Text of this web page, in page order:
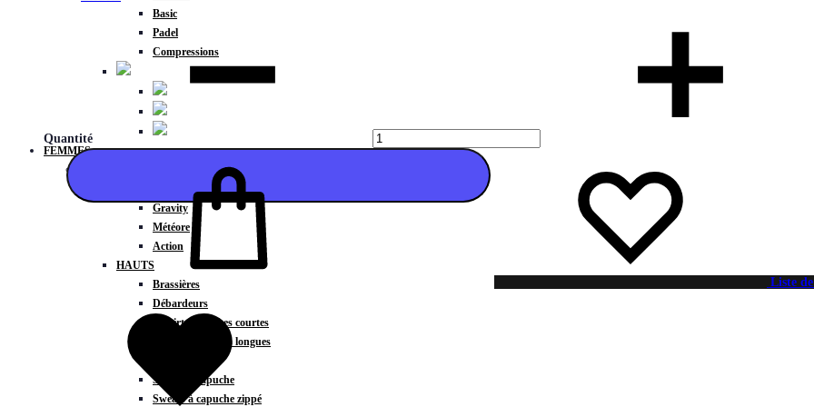
Basic
Padel
Compressions
FEMMES
Gravity
Météore
Action
HAUTS
Brassières
Débardeurs
T-shirts manches courtes
T-shirts manches longues
Sweats à capuche
Sweats à capuche zippé
Quantité
Liste